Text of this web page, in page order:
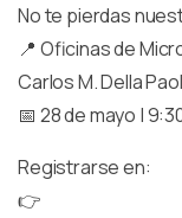
No te pierdas
📍 Oficinas de
Carlos M. Della
📅 28 de mayo |
Registrarse en:
👉